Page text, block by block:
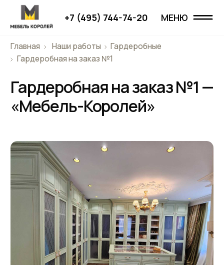
+7 (495) 744-74-20
Наши работы
Проекты
Главная
О компании
Отзывы
Контакты
Москва, ш. Энтузиастов 48/1
+7 (495) 744-74-20
Гардеробная на заказ №1
Гардеробная на заказ №1 —